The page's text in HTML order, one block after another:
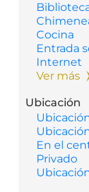
Cocina
Entrada
Internet
Ver más
Ubicación
En el
Privado